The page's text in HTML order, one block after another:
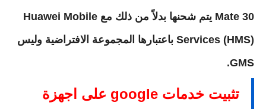
Mate 30 يتم شحنها بدلاً من ذلك مع Huawei Mobile
Services (HMS) باعتبارها المجموعة الافتراضية وليس
GMS.
تثبيت خدمات google على اجهزة